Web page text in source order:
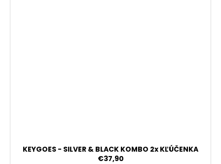
KEYGOES - SILVER & BLACK KOMBO 2x KĽÚČENKA
€37,90